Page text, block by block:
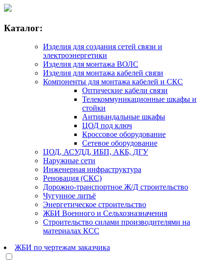
Каталог:
Изделия для создания сетей связи и
электроэнергетики
Изделия для монтажа ВОЛС
Изделия для монтажа кабелей связи
Компоненты для монтажа кабелей и СКС
Оптические кабели связи
Телекоммуникационные шкафы и
стойки
Антивандальные шкафы
ЦОД под ключ
Кроссовое оборудование
Сетевое оборудование
ЦОД, АСУДД, ИБП, АКБ, ДГУ
Наружные сети
Инженерная инфраструктура
Реновация (СКС)
Дорожно-транспортное Ж/Д строительство
Чугунное литьё
Энергетическое строительство
ЖБИ Военного и Сельхозназначения
Строительство силами производителями на
материалах КСС
ЖБИ по чертежам заказчика